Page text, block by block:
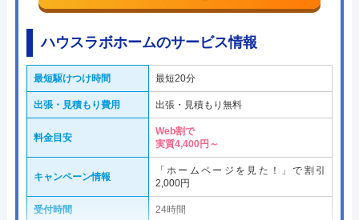
ハウスラボホームのサービス情報
最短駆けつけ時間 最短20分
出張・見積もり費用 出張・見積もり無料
料金目安
Web割で
実質4,400円～
キャンペーン情報
「ホームページを見た！」で割引
2,000円
受付時間 24時間